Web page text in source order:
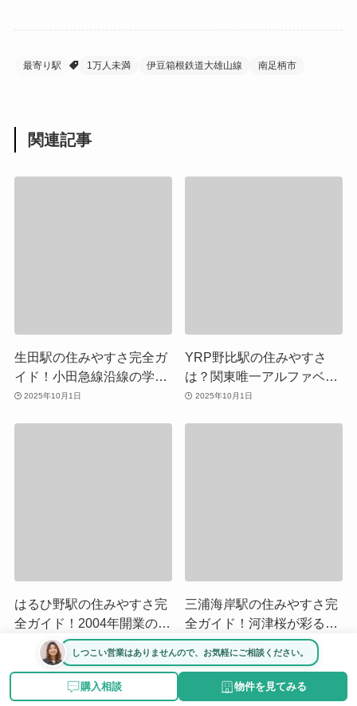
最寄り駅 1万人未満 伊豆箱根鉄道大雄山線 南足柄市
関連記事
生田駅の住みやすさ完全ガ
イド！小田急線沿線の学生
と家族の街、駅前商業充実
2025年10月1日
YRP野比駅の住みやすさ
は？関東唯一アルファベッ
ト駅名の街、海と研究施設
2025年10月1日
はるひ野駅の住みやすさ完
全ガイド！2004年開業の新
しい街で叶える緑豊かなフ
ァミリーライフ
2025年10月1日
三浦海岸駅の住みやすさ完
全ガイド！河津桜が彩る海
辺の街、リーズナブルな家
賃と穏やかな暮らしの魅力
2025年10月1日
しつこい営業はありませんので、お気軽にご相談ください。
購入相談 物件を見てみる